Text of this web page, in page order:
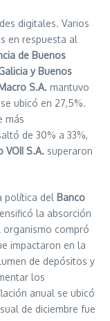
digitales. Varios
en respuesta al
de Buenos
y Buenos
S.A. mantuvo
ubicó en 27,5%.
más
de 30% a 33%,
VOII S.A. superaron
política del Banco
la absorción
organismo compró
impactaron en la
de depósitos y
los
anual se ubicó
de diciembre fue